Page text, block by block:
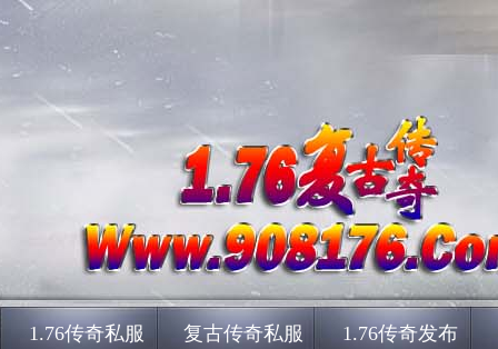
1.76传奇私服 复古传奇私服 1.76传奇发布